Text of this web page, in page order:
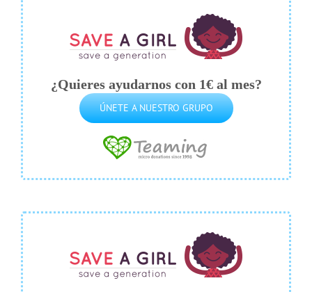
¿Quieres ayudarnos con 1€ al mes?
ÚNETE A NUESTRO GRUPO